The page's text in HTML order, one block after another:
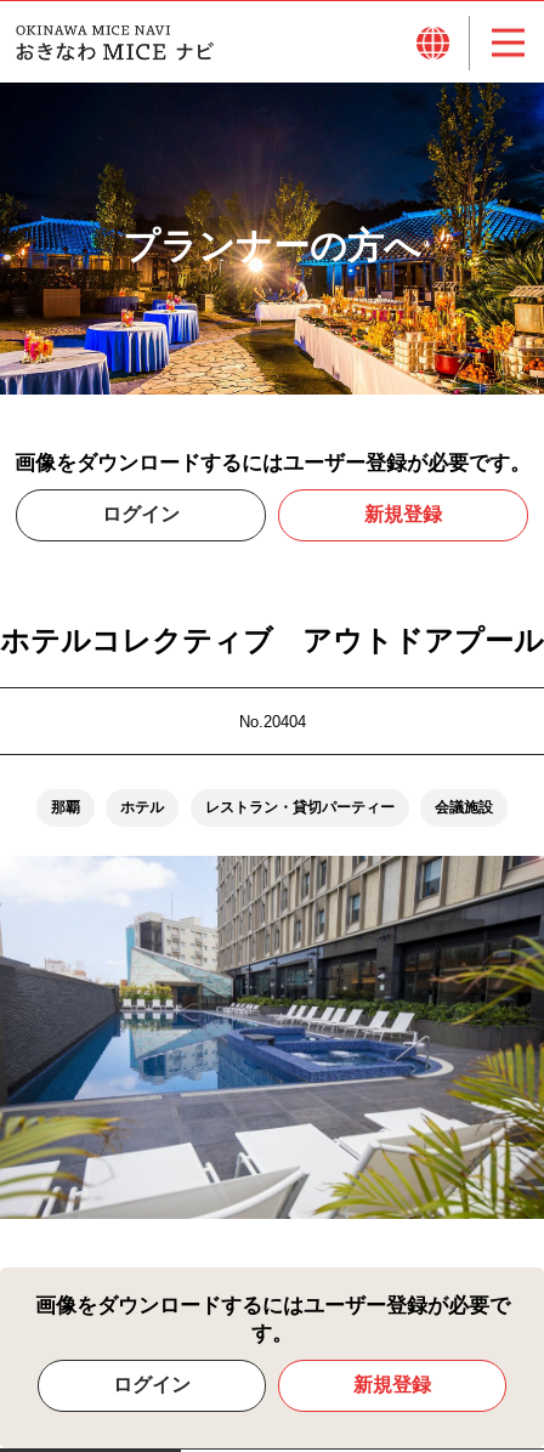
プランナーの方へ
画像をダウンロードするにはユーザー登録が必要です。
ログイン 新規登録
ホテルコレクティブ アウトドアプール
No.20404
那覇 ホテル レストラン・貸切パーティー 会議施設
画像をダウンロードするにはユーザー登録が必要で
す。
ログイン 新規登録